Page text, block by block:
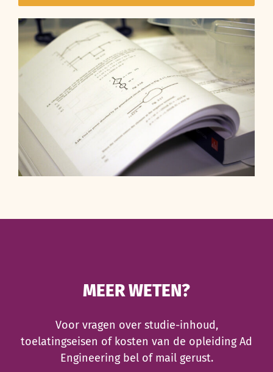
MEER WETEN?
Voor vragen over studie-inhoud,
toelatingseisen of kosten van de opleiding Ad
Engineering bel of mail gerust.